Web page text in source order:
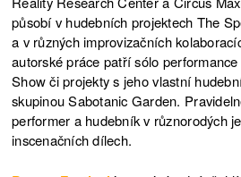
působí v hudebních projektech The
a v různých improvizačních
autorské práce patří sólo
Show či projekty s jeho vlastní
skupinou Sabotanic Garden.
performer a hudebník v různorodých
inscenačních dílech.